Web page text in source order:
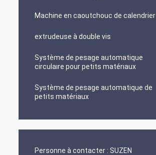
Machine en caoutchouc de calendrier
extrudeuse à double vis
Système de pesage automatique
circulaire pour petits matériaux
Système de pesage automatique de
petits matériaux
Personne à contacter : SUZEN